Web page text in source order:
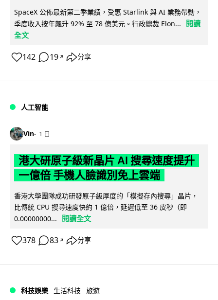
SpaceX 公佈最新第二季業績，受惠 Starlink 與 AI 業務帶動，
季度收入按年飆升 92% 至 78 億美元。行政總裁 Elon...
閱讀
全文
142 19 ↗ 分享
人工智能
Vin 1 日
港大研原子級新晶片 AI 搜尋速度提升
一億倍 手機人臉識別免上雲端
香港大學團隊成功研發原子級厚度的「模擬存內搜尋」晶片，
比傳統 CPU 搜尋速度快約 1 億倍，延遲低至 36 皮秒（即
0.00000000...
閱讀全文
378 83 ↗ 分享
科技娛樂 生活科技 旅遊